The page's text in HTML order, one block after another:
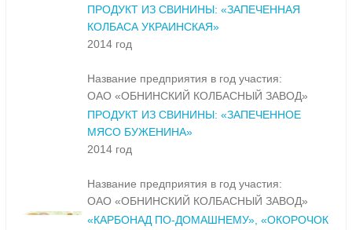
ПРОДУКТ ИЗ СВИНИНЫ: «ЗАПЕЧЕННАЯ
КОЛБАСА УКРАИНСКАЯ»
2014 год
Название предприятия в год участия:
ОАО «ОБНИНСКИЙ КОЛБАСНЫЙ ЗАВОД»
ПРОДУКТ ИЗ СВИНИНЫ: «ЗАПЕЧЕННОЕ
МЯСО БУЖЕНИНА»
2014 год
Название предприятия в год участия:
ОАО «ОБНИНСКИЙ КОЛБАСНЫЙ ЗАВОД»
«КАРБОНАД ПО-ДОМАШНЕМУ», «ОКОРОЧОК